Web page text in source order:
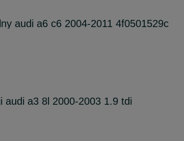
audi a6 c6 2004-2011 4f0501529c
audi a3 8l 2000-2003 1.9 tdi